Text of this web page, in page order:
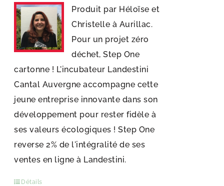
Produit par Héloïse et
Christelle à Aurillac.
Pour un projet zéro
déchet, Step One
cartonne ! L'incubateur Landestini
Cantal Auvergne accompagne cette
jeune entreprise innovante dans son
développement pour rester fidèle à
ses valeurs écologiques ! Step One
reverse 2% de l'intégralité de ses
ventes en ligne à Landestini.
Détails